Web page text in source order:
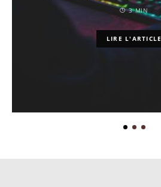
3 MIN
LIRE L'ARTICLE